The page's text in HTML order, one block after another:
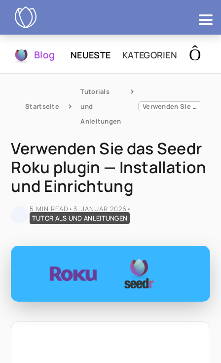
Testen
Blog NEUESTE KATEGORIEN
Startseite
Tutorials
und
Anleitungen
Verwenden Sie das Seedr Roku plugin — Installation und Einrichtung
Verwenden Sie das Seedr
Roku plugin — Installation
und Einrichtung
5 MIN READ • 3. JANUAR 2026 •
TUTORIALS UND ANLEITUNGEN